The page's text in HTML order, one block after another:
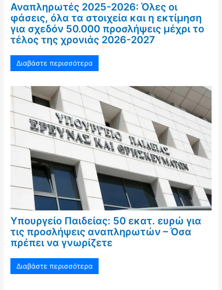
Αναπληρωτές 2025-2026: Όλες οι
φάσεις, όλα τα στοιχεία και η εκτίμηση
για σχεδόν 50.000 προσλήψεις μέχρι το
τέλος της χρονιάς 2026-2027
Διαβάστε περισσότερα
Υπουργείο Παιδείας: 50 εκατ. ευρώ για
τις προσλήψεις αναπληρωτών – Όσα
πρέπει να γνωρίζετε
Διαβάστε περισσότερα